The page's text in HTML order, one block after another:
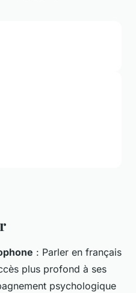
: Parler en français
plus profond à ses
psychologique